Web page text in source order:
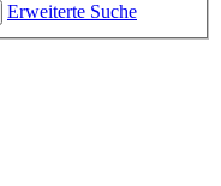
Erweiterte Suche